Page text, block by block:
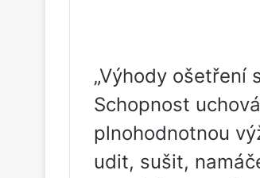
„Výhody ošetření
Schopnost
plnohodnotnou
udit, sušit,